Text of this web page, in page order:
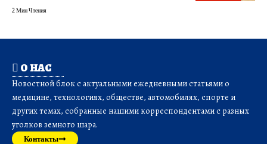
2 Мин Чтения
О НАС
Новостной блок с актуальными ежедневными статьями о
медицине, технологиях, обществе, автомобилях, спорте и
других темах, собранные нашими корреспондентами с разных
уголков земного шара.
Контакты